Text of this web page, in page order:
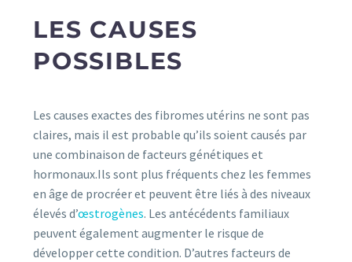
LES CAUSES
POSSIBLES
Les causes exactes des fibromes utérins ne sont pas
claires, mais il est probable qu’ils soient causés par
une combinaison de facteurs génétiques et
hormonaux.Ils sont plus fréquents chez les femmes
en âge de procréer et peuvent être liés à des niveaux
élevés d’œstrogènes. Les antécédents familiaux
peuvent également augmenter le risque de
développer cette condition. D’autres facteurs de